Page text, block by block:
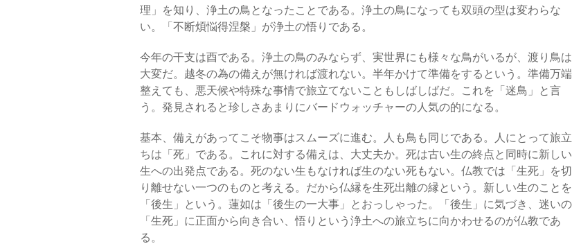
理」を知り、浄土の鳥となったことである。浄土の鳥になっても双頭の型は変わらな
い。「不断煩悩得涅槃」が浄土の悟りである。
今年の干支は酉である。浄土の鳥のみならず、実世界にも様々な鳥がいるが、渡り鳥は
大変だ。越冬の為の備えが無ければ渡れない。半年かけて準備をするという。準備万端
整えても、悪天候や特殊な事情で旅立てないこともしばしばだ。これを「迷鳥」と言
う。発見されると珍しさあまりにバードウォッチャーの人気の的になる。
基本、備えがあってこそ物事はスムーズに進む。人も鳥も同じである。人にとって旅立
ちは「死」である。これに対する備えは、大丈夫か。死は古い生の終点と同時に新しい
生への出発点である。死のない生もなければ生のない死もない。仏教では「生死」を切
り離せない一つのものと考える。だから仏縁を生死出離の縁という。新しい生のことを
「後生」という。蓮如は「後生の一大事」とおっしゃった。「後生」に気づき、迷いの
「生死」に正面から向き合い、悟りという浄土への旅立ちに向かわせるのが仏教であ
る。